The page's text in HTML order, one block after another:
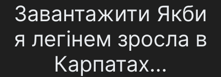
Завантажити Якби
я легінем зросла в
Карпатах...